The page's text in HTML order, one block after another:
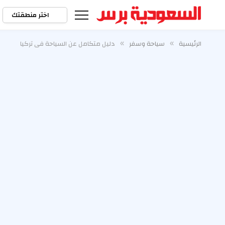
اختر منطقتك
الرئيسية » سياحة وسفر » دليل متكامل عن السياحة في تركيا